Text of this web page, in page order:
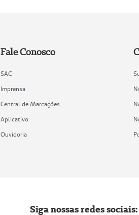
Fale Conosco
SAC
Imprensa
Central de Marcações
Aplicativo
Ouvidoria
Siga nossas redes sociais: